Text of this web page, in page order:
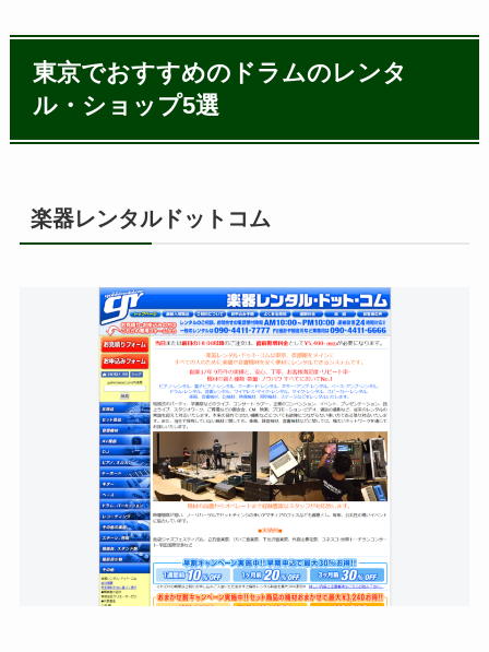
東京でおすすめのドラムのレンタ
ル・ショップ5選
楽器レンタルドットコム